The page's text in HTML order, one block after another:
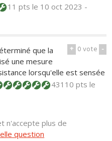
11 ptsle 10 oct 2023 -
+ 0vote -
que la
une mesure
lorsqu'elle est sensée
43110 ptsle
n'accepte plus de
question